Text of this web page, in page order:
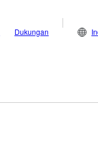
Dukungan